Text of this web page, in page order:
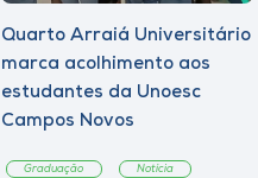
Quarto Arraiá Universitário
marca acolhimento aos
estudantes da Unoesc
Campos Novos
Graduação Notícia